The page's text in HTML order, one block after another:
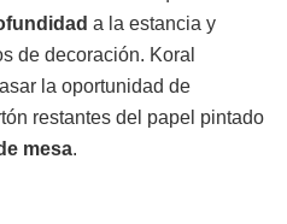
a la estancia y
de decoración. Koral
la oportunidad de
restantes del papel pintado
mesa.